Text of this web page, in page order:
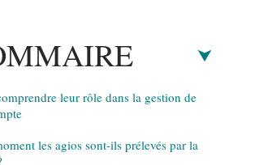
leur rôle dans la gestion de
les agios sont-ils prélevés par la